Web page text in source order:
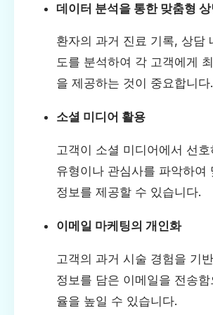
데이터 분석을 통한 맞춤형
환자의 과거 진료 기록, 상담
도를 분석하여 각 고객에게
을 제공하는 것이 중요합니다.
소셜 미디어 활용
고객이 소셜 미디어에서 선
유형이나 관심사를 파악하여
정보를 제공할 수 있습니다.
이메일 마케팅의 개인화
고객의 과거 시술 경험을 기
정보를 담은 이메일을 전송
율을 높일 수 있습니다.